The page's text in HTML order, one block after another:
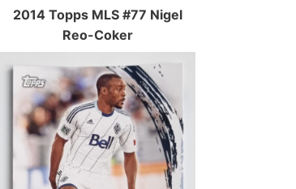
2014 Topps MLS #77 Nigel
Reo-Coker